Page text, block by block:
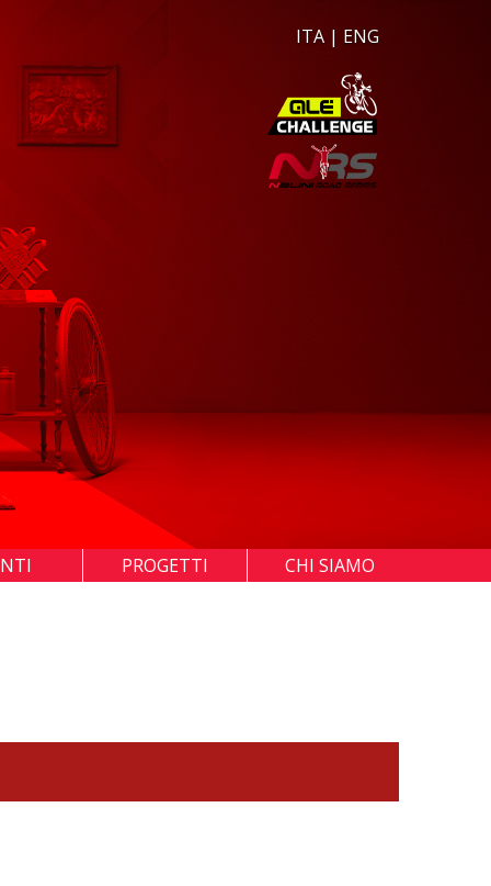
ITA | ENG
PROGETTI CHI SIAMO